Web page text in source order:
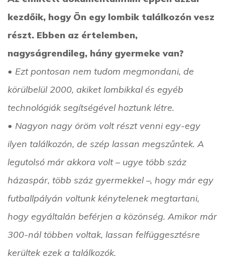
kezdőik, hogy Ön egy lombik találkozón vesz
részt. Ebben az értelemben,
nagyságrendileg, hány gyermeke van?
• Ezt pontosan nem tudom megmondani, de
körülbelül 2000, akiket lombikkal és egyéb
technológiák segítségével hoztunk létre.
• Nagyon nagy öröm volt részt venni egy-egy
ilyen találkozón, de szép lassan megszűntek. A
legutolsó már akkora volt – ugye több száz
házaspár, több száz gyermekkel –, hogy már egy
futballpályán voltunk kénytelenek megtartani,
hogy egyáltalán beférjen a közönség. Amikor már
300-nál többen voltak, lassan felfüggesztésre
kerültek ezek a találkozók.